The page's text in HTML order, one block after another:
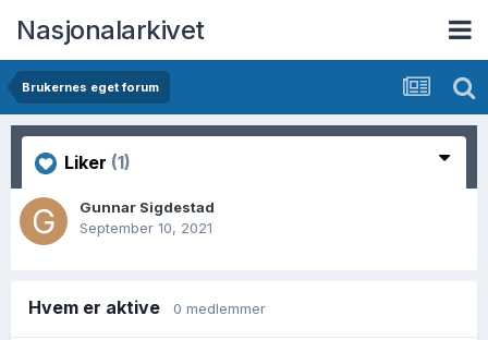
Nasjonalarkivet
Brukernes eget forum
Liker (1)
Gunnar Sigdestad
September 10, 2021
Hvem er aktive 0 medlemmer